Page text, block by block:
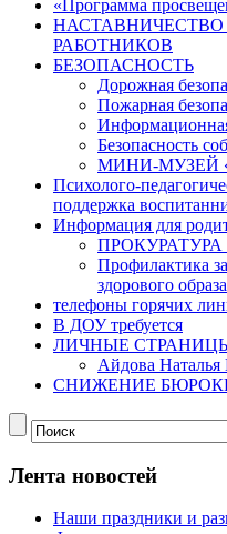
«Программа
РАБОТНИКОВ
БЕЗОПАСНОСТЬ
Дорожная
Пожарная
Безопасность
МИНИ-МУЗЕЙ
Психолого-
поддержка
Информация для
Профилактика
здорового
телефоны горячих
В ДОУ требуется
ЛИЧНЫЕ
Айдова Наталья
СНИЖЕНИЕ
Лента новостей
Наши праздники и